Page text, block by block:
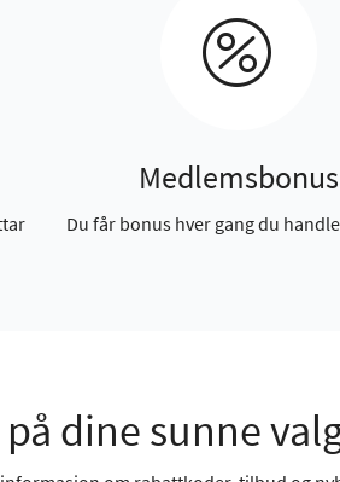
Medlemsbonus
Du får bonus hver gang du
dine sunne